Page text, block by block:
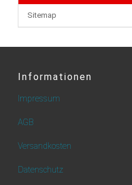
Sitemap
Informationen
Impressum
AGB
Versandkosten
Datenschutz